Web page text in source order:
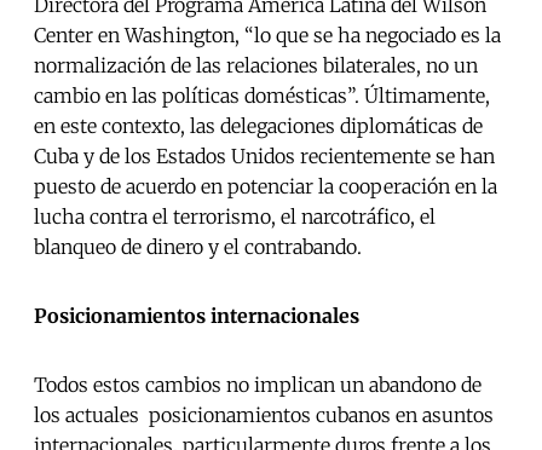
Directora del Programa América Latina del Wilson
Center en Washington, “lo que se ha negociado es la
normalización de las relaciones bilaterales, no un
cambio en las políticas domésticas”. Últimamente,
en este contexto, las delegaciones diplomáticas de
Cuba y de los Estados Unidos recientemente se han
puesto de acuerdo en potenciar la cooperación en la
lucha contra el terrorismo, el narcotráfico, el
blanqueo de dinero y el contrabando.
Posicionamientos internacionales
Todos estos cambios no implican un abandono de
los actuales posicionamientos cubanos en asuntos